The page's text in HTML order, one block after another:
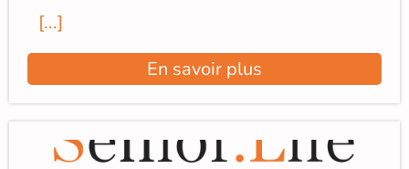
[...]
En savoir plus